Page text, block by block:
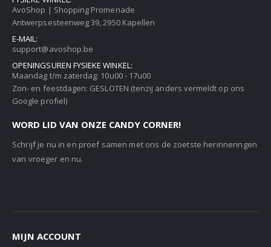
AvoShop | Shopping Promenade
Antwerpsesteenweg 39, 2950 Kapellen
E-MAIL:
support@avoshop.be
OPENINGSUREN FYSIEKE WINKEL:
Maandag t/m zaterdag: 10u00 - 17u00
Zon- en feestdagen: GESLOTEN (tenzij anders vermeldt op ons
Google profiel)
WORD LID VAN ONZE CANDY CORNER!
Schrijf je nu in en proef samen met ons de zoetste herinneringen
van vroeger en nu.
MIJN ACCOUNT